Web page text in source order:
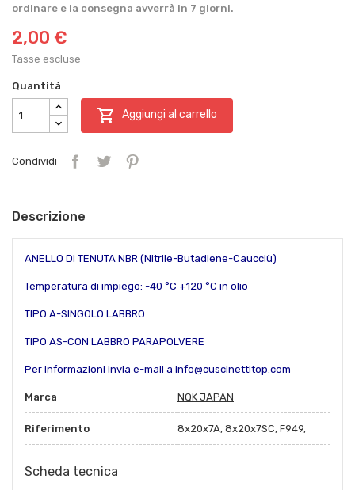
ordinare e la consegna avverrà in 7 giorni.
2,00 €
Tasse escluse
Quantità
 Aggiungi al carrello
Condividi
Descrizione
ANELLO DI TENUTA NBR (Nitrile-Butadiene-Caucciù)
Temperatura di impiego: -40 °C +120 °C in olio
TIPO A-SINGOLO LABBRO
TIPO AS-CON LABBRO PARAPOLVERE
Per informazioni invia e-mail a info@cuscinettitop.com
Marca NQK JAPAN
Riferimento 8x20x7A, 8x20x7SC, F949,
Scheda tecnica